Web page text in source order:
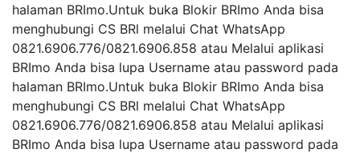
halaman BRImo.Untuk buka Blokir BRImo Anda bisa
menghubungi CS BRl melalui Chat WhatsApp
0821.6906.776/0821.6906.858 atau Melalui aplikasi
BRImo Anda bisa lupa Username atau password pada
halaman BRImo.Untuk buka Blokir BRImo Anda bisa
menghubungi CS BRl melalui Chat WhatsApp
0821.6906.776/0821.6906.858 atau Melalui aplikasi
BRImo Anda bisa lupa Username atau password pada